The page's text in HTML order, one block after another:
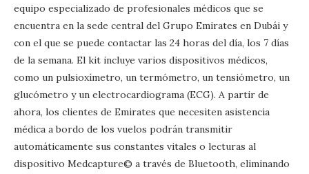
equipo especializado de profesionales médicos que se
encuentra en la sede central del Grupo Emirates en Dubái y
con el que se puede contactar las 24 horas del día, los 7 días
de la semana. El kit incluye varios dispositivos médicos,
como un pulsioxímetro, un termómetro, un tensiómetro, un
glucómetro y un electrocardiograma (ECG). A partir de
ahora, los clientes de Emirates que necesiten asistencia
médica a bordo de los vuelos podrán transmitir
automáticamente sus constantes vitales o lecturas al
dispositivo Medcapture© a través de Bluetooth, eliminando